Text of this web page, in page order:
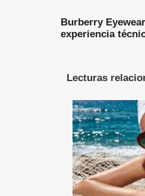
Burberry
experiencia
Lecturas